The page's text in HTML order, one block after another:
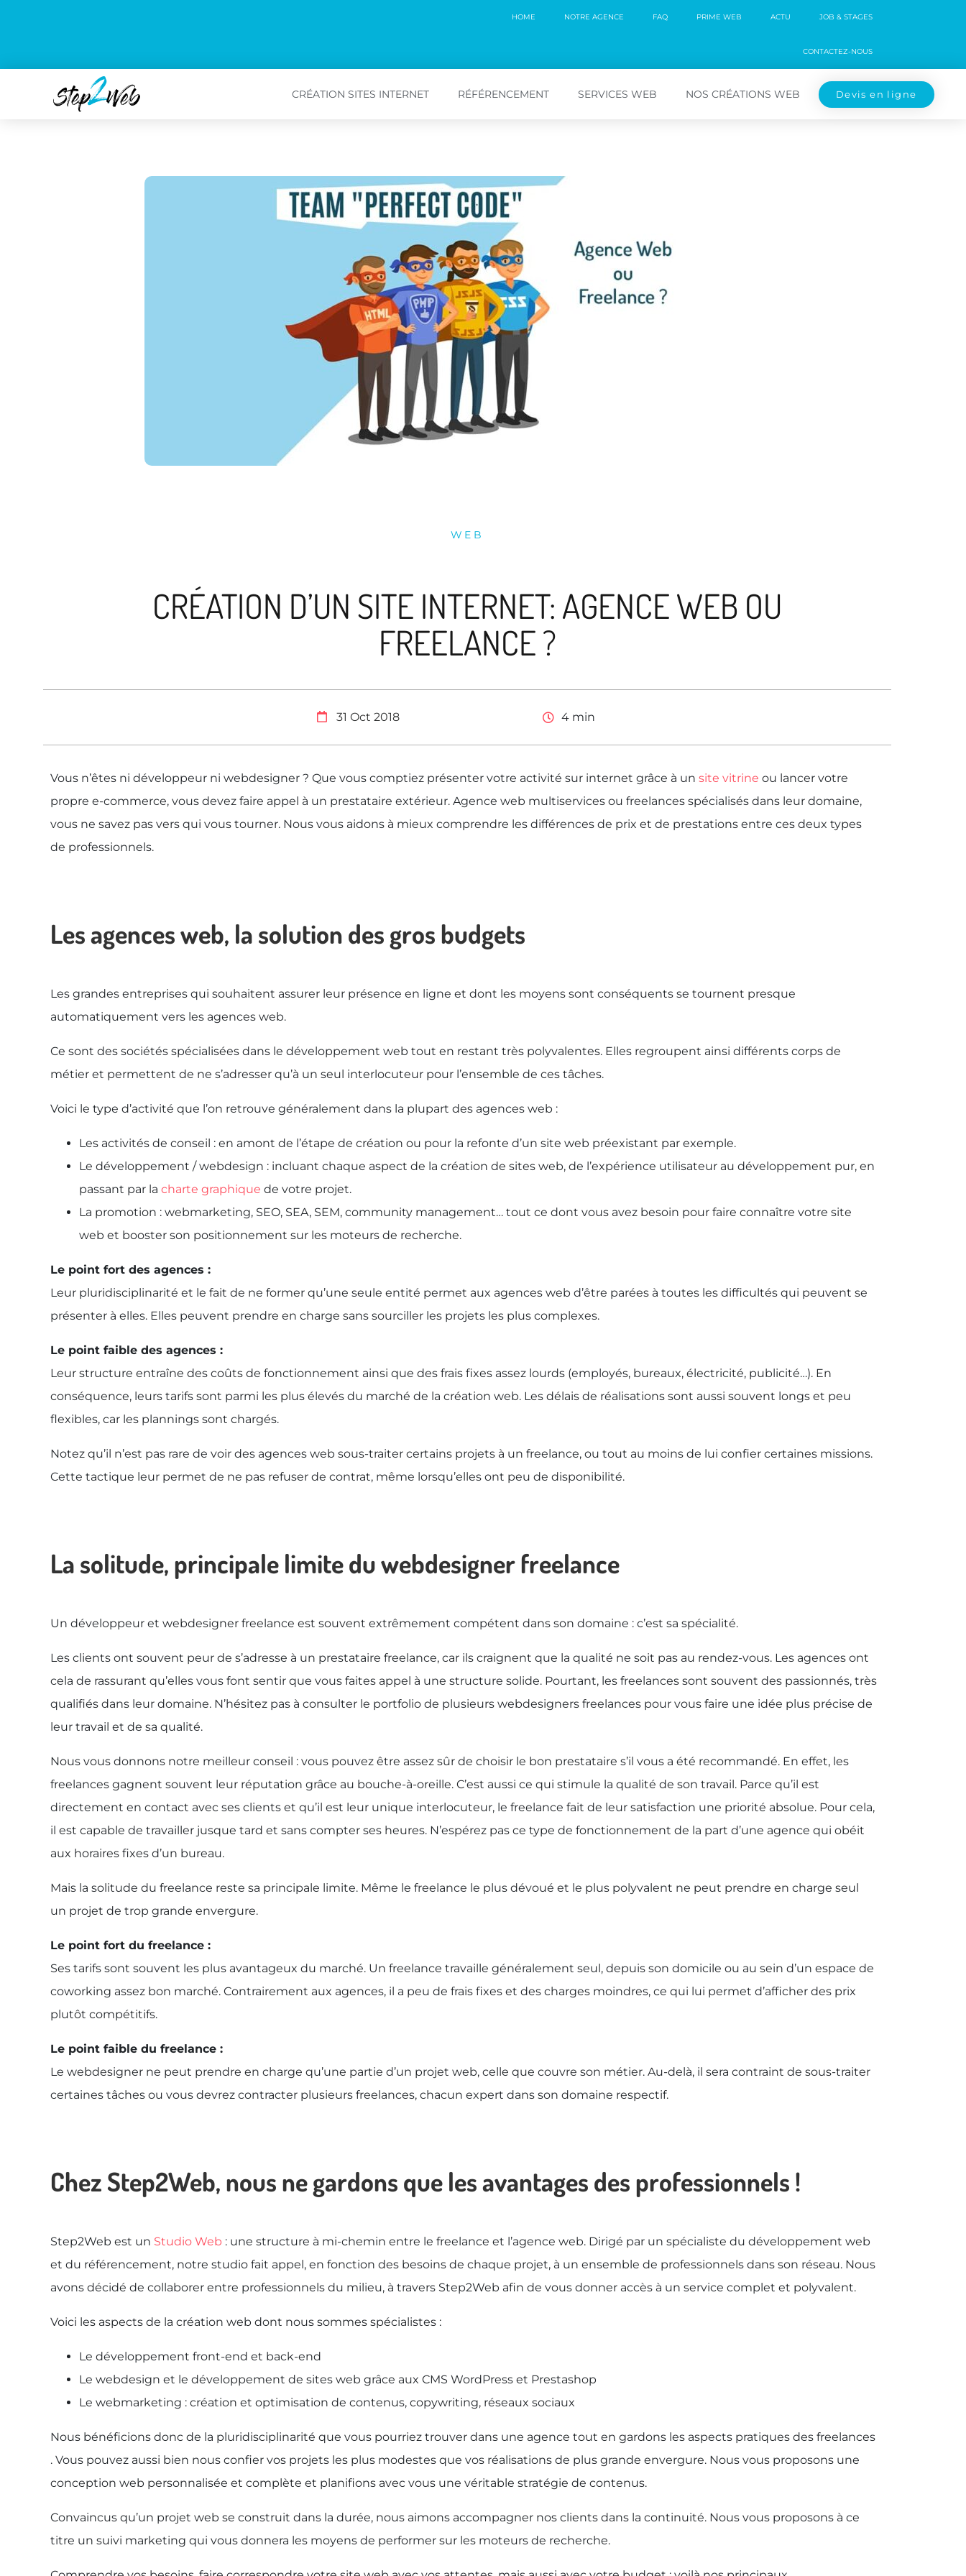
HOME NOTRE AGENCE FAQ PRIME WEB ACTU JOB & STAGES
CONTACTEZ-NOUS
CRÉATION SITES INTERNET RÉFÉRENCEMENT SERVICES WEB NOS CRÉATIONS WEB Devis en ligne
WEB
CRÉATION D’UN SITE INTERNET: AGENCE WEB OU
FREELANCE ?
31 Oct 2018 4 min
Vous n’êtes ni développeur ni webdesigner ? Que vous comptiez présenter votre activité sur internet grâce à un site vitrine ou lancer votre
propre e-commerce, vous devez faire appel à un prestataire extérieur. Agence web multiservices ou freelances spécialisés dans leur domaine,
vous ne savez pas vers qui vous tourner. Nous vous aidons à mieux comprendre les différences de prix et de prestations entre ces deux types
de professionnels.
Les agences web, la solution des gros budgets
Les grandes entreprises qui souhaitent assurer leur présence en ligne et dont les moyens sont conséquents se tournent presque
automatiquement vers les agences web.
Ce sont des sociétés spécialisées dans le développement web tout en restant très polyvalentes. Elles regroupent ainsi différents corps de
métier et permettent de ne s’adresser qu’à un seul interlocuteur pour l’ensemble de ces tâches.
Voici le type d’activité que l’on retrouve généralement dans la plupart des agences web :
Les activités de conseil : en amont de l’étape de création ou pour la refonte d’un site web préexistant par exemple.
Le développement / webdesign : incluant chaque aspect de la création de sites web, de l’expérience utilisateur au développement pur, en
passant par la charte graphique de votre projet.
La promotion : webmarketing, SEO, SEA, SEM, community management… tout ce dont vous avez besoin pour faire connaître votre site
web et booster son positionnement sur les moteurs de recherche.
Le point fort des agences :
Leur pluridisciplinarité et le fait de ne former qu’une seule entité permet aux agences web d’être parées à toutes les difficultés qui peuvent se
présenter à elles. Elles peuvent prendre en charge sans sourciller les projets les plus complexes.
Le point faible des agences :
Leur structure entraîne des coûts de fonctionnement ainsi que des frais fixes assez lourds (employés, bureaux, électricité, publicité…). En
conséquence, leurs tarifs sont parmi les plus élevés du marché de la création web. Les délais de réalisations sont aussi souvent longs et peu
flexibles, car les plannings sont chargés.
Notez qu’il n’est pas rare de voir des agences web sous-traiter certains projets à un freelance, ou tout au moins de lui confier certaines missions.
Cette tactique leur permet de ne pas refuser de contrat, même lorsqu’elles ont peu de disponibilité.
La solitude, principale limite du webdesigner freelance
Un développeur et webdesigner freelance est souvent extrêmement compétent dans son domaine : c’est sa spécialité.
Les clients ont souvent peur de s’adresse à un prestataire freelance, car ils craignent que la qualité ne soit pas au rendez-vous. Les agences ont
cela de rassurant qu’elles vous font sentir que vous faites appel à une structure solide. Pourtant, les freelances sont souvent des passionnés, très
qualifiés dans leur domaine. N’hésitez pas à consulter le portfolio de plusieurs webdesigners freelances pour vous faire une idée plus précise de
leur travail et de sa qualité.
Nous vous donnons notre meilleur conseil : vous pouvez être assez sûr de choisir le bon prestataire s’il vous a été recommandé. En effet, les
freelances gagnent souvent leur réputation grâce au bouche-à-oreille. C’est aussi ce qui stimule la qualité de son travail. Parce qu’il est
directement en contact avec ses clients et qu’il est leur unique interlocuteur, le freelance fait de leur satisfaction une priorité absolue. Pour cela,
il est capable de travailler jusque tard et sans compter ses heures. N’espérez pas ce type de fonctionnement de la part d’une agence qui obéit
aux horaires fixes d’un bureau.
Mais la solitude du freelance reste sa principale limite. Même le freelance le plus dévoué et le plus polyvalent ne peut prendre en charge seul
un projet de trop grande envergure.
Le point fort du freelance :
Ses tarifs sont souvent les plus avantageux du marché. Un freelance travaille généralement seul, depuis son domicile ou au sein d’un espace de
coworking assez bon marché. Contrairement aux agences, il a peu de frais fixes et des charges moindres, ce qui lui permet d’afficher des prix
plutôt compétitifs.
Le point faible du freelance :
Le webdesigner ne peut prendre en charge qu’une partie d’un projet web, celle que couvre son métier. Au-delà, il sera contraint de sous-traiter
certaines tâches ou vous devrez contracter plusieurs freelances, chacun expert dans son domaine respectif.
Chez Step2Web, nous ne gardons que les avantages des professionnels !
Step2Web est un Studio Web : une structure à mi-chemin entre le freelance et l’agence web. Dirigé par un spécialiste du développement web
et du référencement, notre studio fait appel, en fonction des besoins de chaque projet, à un ensemble de professionnels dans son réseau. Nous
avons décidé de collaborer entre professionnels du milieu, à travers Step2Web afin de vous donner accès à un service complet et polyvalent.
Voici les aspects de la création web dont nous sommes spécialistes :
Le développement front-end et back-end
Le webdesign et le développement de sites web grâce aux CMS WordPress et Prestashop
Le webmarketing : création et optimisation de contenus, copywriting, réseaux sociaux
Nous bénéficions donc de la pluridisciplinarité que vous pourriez trouver dans une agence tout en gardons les aspects pratiques des freelances
. Vous pouvez aussi bien nous confier vos projets les plus modestes que vos réalisations de plus grande envergure. Nous vous proposons une
conception web personnalisée et complète et planifions avec vous une véritable stratégie de contenus.
Convaincus qu’un projet web se construit dans la durée, nous aimons accompagner nos clients dans la continuité. Nous vous proposons à ce
titre un suivi marketing qui vous donnera les moyens de performer sur les moteurs de recherche.